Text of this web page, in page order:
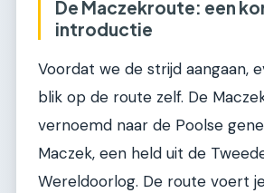
De Maczekroute: een
introductie
Voordat we de strijd aangaan,
blik op de route zelf. De
vernoemd naar de Poolse
Maczek, een held uit de
Wereldoorlog. De route voert